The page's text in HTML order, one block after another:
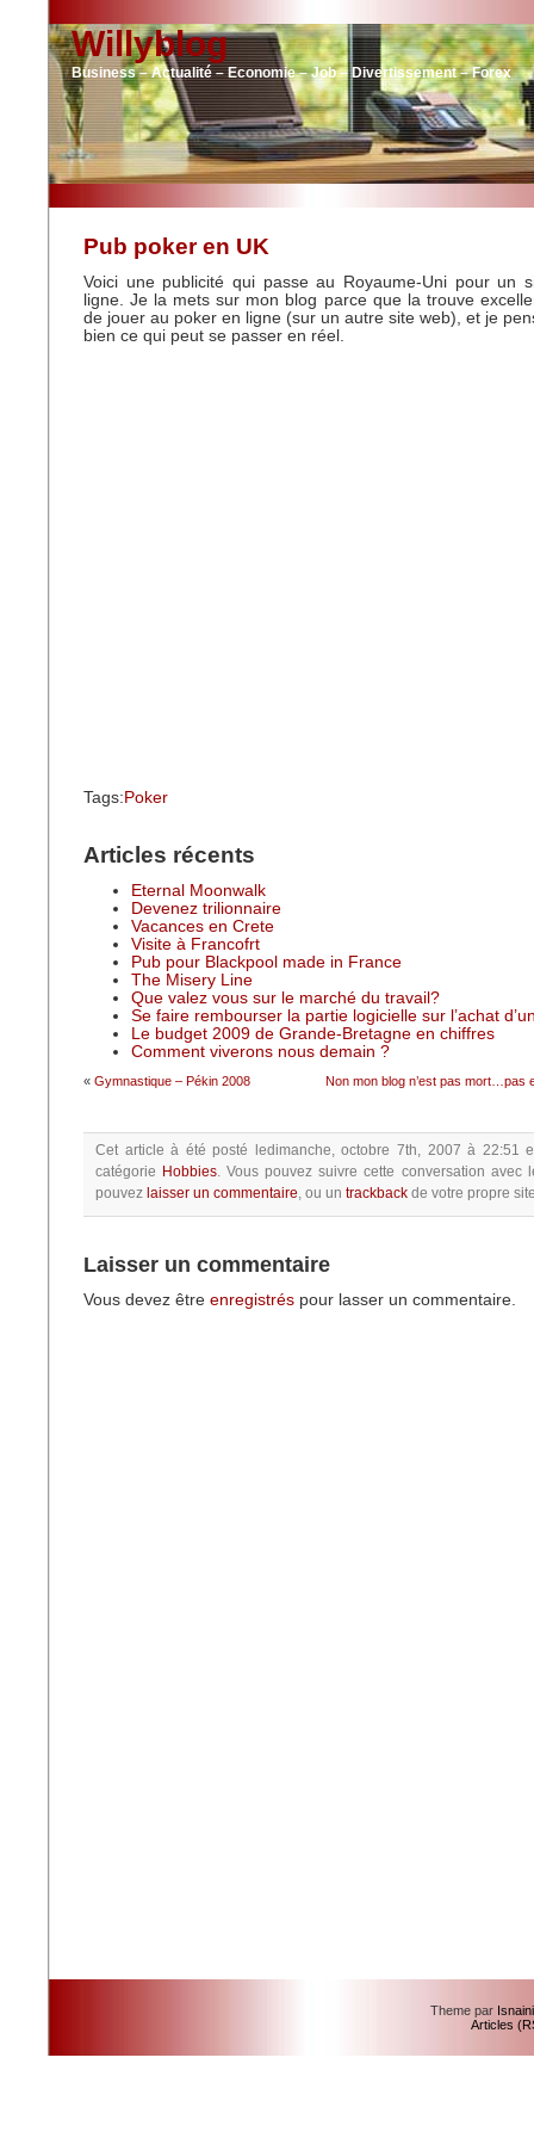
Willyblog
Business – Actualité – Economie – Job – Divertissement – Forex
Pub poker en UK
Voici une publicité qui passe au Royaume-Uni pour un
ligne. Je la mets sur mon blog parce que la trouve
de jouer au poker en ligne (sur un autre site web), et je
bien ce qui peut se passer en réel.
Tags: Poker
Articles récents
Eternal Moonwalk
Devenez trilionnaire
Vacances en Crete
Visite à Francofrt
Pub pour Blackpool made in France
The Misery Line
Que valez vous sur le marché du travail?
Se faire rembourser la partie logicielle sur l’achat
Le budget 2009 de Grande-Bretagne en chiffres
Comment viverons nous demain ?
« Gymnastique – Pékin 2008 Non mon blog n’est pas mort…pas
Cet article à été posté ledimanche, octobre 7th, 2007 à 22:51
catégorie Hobbies.Vous pouvez suivre cette conversation avec
pouvez laisser un commentaire, ou un trackback de votre propre
Laisser un commentaire
Vous devez être enregistrés pour lasser un commentaire.
Theme par
Articles